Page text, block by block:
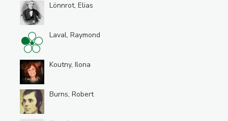
Lönnrot, Elias
Laval, Raymond
Koutny, Ilona
Burns, Robert